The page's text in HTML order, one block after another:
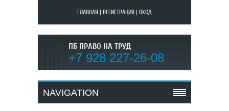
ГЛАВНАЯ РЕГИСТРАЦИЯ ВХОД
ПБ ПРАВО НА ТРУД
+7 928 227-26-08
NAVIGATION